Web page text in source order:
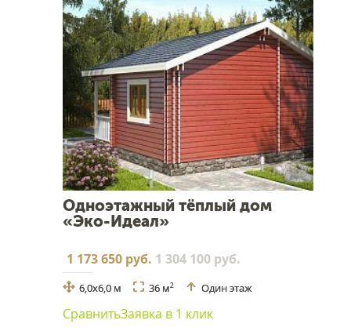
Одноэтажный тёплый дом
«Эко-Идеал»
1 173 650 руб. 1 304 100 руб.
6,0х6,0 м 36 м2 Один этаж
СравнитьЗаявка в 1 клик